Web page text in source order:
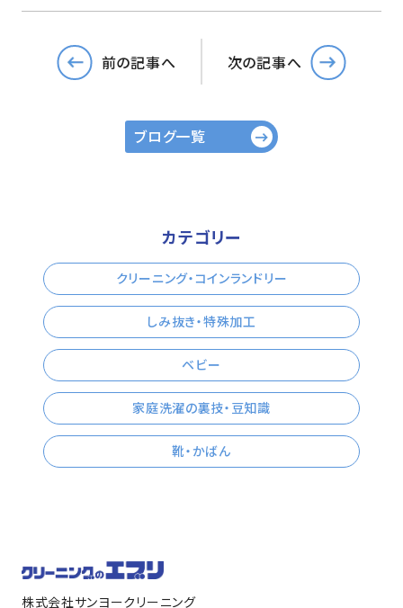
前の記事へ 次の記事へ
ブログ一覧
カテゴリー
クリーニング・コインランドリー
しみ抜き・特殊加工
ベビー
家庭洗濯の裏技・豆知識
靴・かばん
株式会社サンヨークリーニング